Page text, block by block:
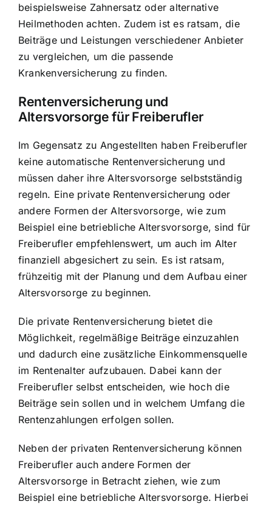
beispielsweise Zahnersatz oder alternative
Heilmethoden achten. Zudem ist es ratsam, die
Beiträge und Leistungen verschiedener Anbieter
zu vergleichen, um die passende
Krankenversicherung zu finden.
Rentenversicherung und
Altersvorsorge für Freiberufler
Im Gegensatz zu Angestellten haben Freiberufler
keine automatische Rentenversicherung und
müssen daher ihre Altersvorsorge selbstständig
regeln. Eine private Rentenversicherung oder
andere Formen der Altersvorsorge, wie zum
Beispiel eine betriebliche Altersvorsorge, sind für
Freiberufler empfehlenswert, um auch im Alter
finanziell abgesichert zu sein. Es ist ratsam,
frühzeitig mit der Planung und dem Aufbau einer
Altersvorsorge zu beginnen.
Die private Rentenversicherung bietet die
Möglichkeit, regelmäßige Beiträge einzuzahlen
und dadurch eine zusätzliche Einkommensquelle
im Rentenalter aufzubauen. Dabei kann der
Freiberufler selbst entscheiden, wie hoch die
Beiträge sein sollen und in welchem Umfang die
Rentenzahlungen erfolgen sollen.
Neben der privaten Rentenversicherung können
Freiberufler auch andere Formen der
Altersvorsorge in Betracht ziehen, wie zum
Beispiel eine betriebliche Altersvorsorge. Hierbei